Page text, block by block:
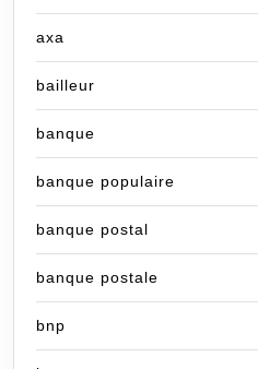
axa
bailleur
banque
banque populaire
banque postal
banque postale
bnp